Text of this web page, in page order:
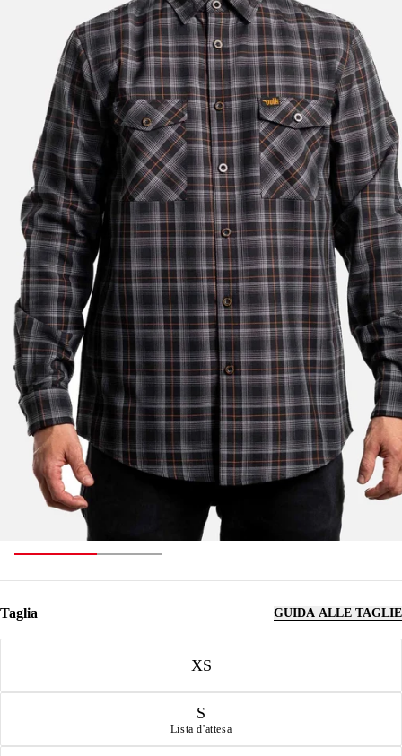
Taglia GUIDA ALLE TAGLIE
XS
S
Lista d'attesa